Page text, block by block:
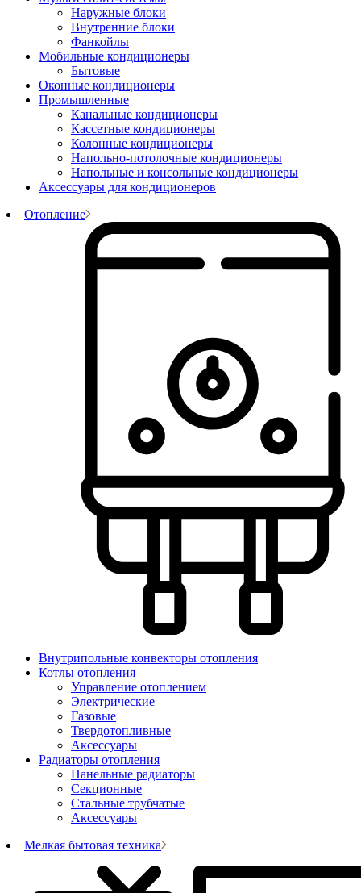
Наружные блоки
Внутренние блоки
Фанкойлы
Мобильные кондиционеры
Бытовые
Оконные кондиционеры
Промышленные
Канальные кондиционеры
Кассетные кондиционеры
Колонные кондиционеры
Напольно-потолочные кондиционеры
Напольные и консольные кондиционеры
Аксессуары для кондиционеров
Отопление
Внутрипольные конвекторы отопления
Котлы отопления
Управление отоплением
Электрические
Газовые
Твердотопливные
Аксессуары
Радиаторы отопления
Панельные радиаторы
Секционные
Стальные трубчатые
Аксессуары
Мелкая бытовая техника